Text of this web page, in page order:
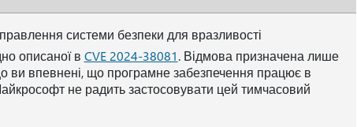
системи безпеки для вразливості
описаної в CVE 2024-38081. Відмова призначена лише
ви впевнені, що програмне забезпечення працює в
не радить застосовувати цей тимчасовий